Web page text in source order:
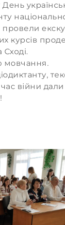
мовчання.
війни дали